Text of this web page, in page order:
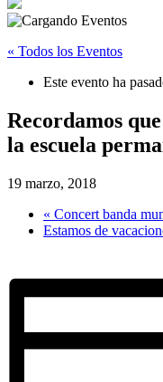
« Todos los Eventos
Este evento ha
Recordamos
la escuela
19 marzo, 2018
« Concert banda
Estamos de